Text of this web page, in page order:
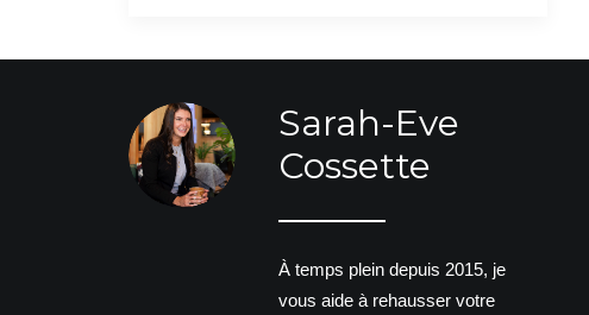
Sarah-Eve
Cossette
À temps plein depuis 2015, je
vous aide à rehausser votre